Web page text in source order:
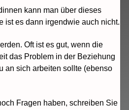
kann man über dieses
ist es dann irgendwie auch nicht.
Oft ist es gut, wenn die
das Problem in der Beziehung
an sich arbeiten sollte (ebenso
Fragen haben, schreiben Sie